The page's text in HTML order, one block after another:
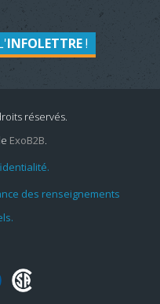
INFOLETTRE!
réservés.
ExoB2B.
des renseignements